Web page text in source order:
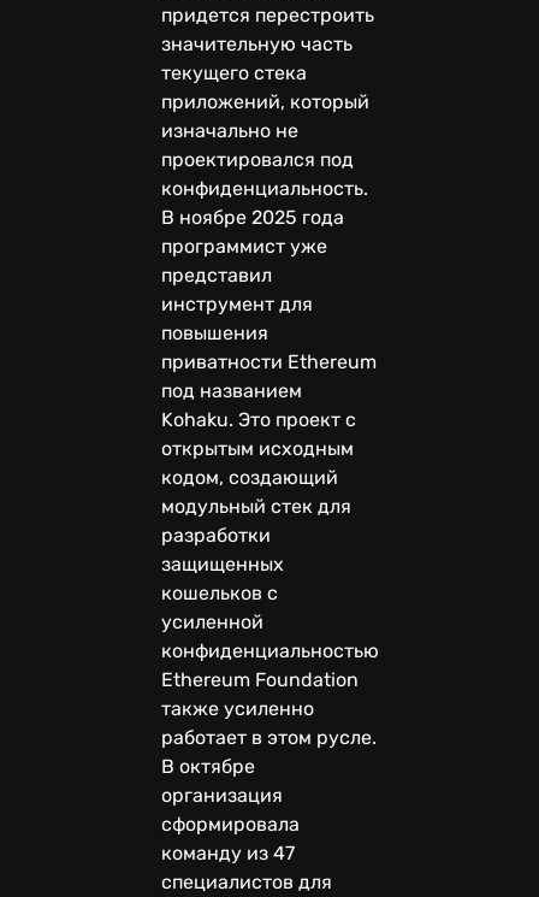
придется перестроить
значительную часть
текущего стека
приложений, который
изначально не
проектировался под
конфиденциальность.
В ноябре 2025 года
программист уже
представил
инструмент для
повышения
приватности Ethereum
под названием
Kohaku. Это проект с
открытым исходным
кодом, создающий
модульный стек для
разработки
защищенных
кошельков с
усиленной
конфиденциальностью.
Ethereum Foundation
также усиленно
работает в этом русле.
В октябре
организация
сформировала
команду из 47
специалистов для